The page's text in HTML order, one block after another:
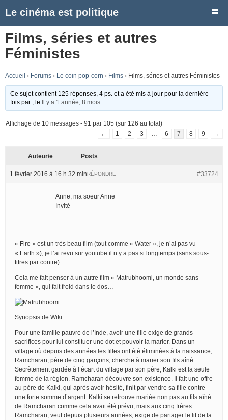
Le cinéma est politique
Films, séries et autres
Féministes
Accueil › Forums › Le coin pop-corn › Films › Films, séries et autres Féministes
Ce sujet contient 125 réponses, 4 ps. et a été mis à jour pour la dernière
fois par
, le Il y a 1 année, 8 mois
Affichage de 10 messages - 91 par 105 (sur 126 au total)
←
1 2 3 6 7 8 9 →
Auteur/e Posts
1 février 2016 à 16 h 32 min #33724
RÉPONDRE
Anne, ma soeur Anne
Invité
« Fire » est un très beau film (tout comme « Water », je n’ai pas vu
« Earth »), je l’ai revu sur youtube il n’y a pas si longtemps (sans sous-
titres par contre).
Cela me fait penser à un autre film « Matrubhoomi, un monde sans
femme », qui fait froid dans le dos…
Synopsis de Wiki
Pour une famille pauvre de l’Inde, avoir une fille exige de grands
sacrifices pour lui constituer une dot et pouvoir la marier. Dans un
village où depuis des années les filles ont été éliminées à la naissance,
Ramcharan, père de cinq garçons, cherche à marier son fils aîné.
Secrètement gardée à l’écart du village par son père, Kalki est la seule
femme de la région. Ramcharan découvre son existence. Il fait une offre
au père de Kalki, qui après avoir hésité, finit par vendre sa fille contre
une forte somme d’argent. Kalki se retrouve mariée non pas au fils aîné
de Ramcharan comme cela avait été prévu, mais aux cinq frères.
Ramcharan, veuf depuis plusieurs années, exige de partager le lit de la